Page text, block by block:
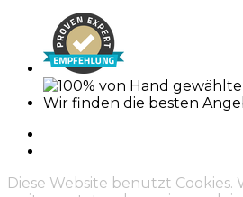
Wir finden die besten
Diese Website benutzt Cookies.